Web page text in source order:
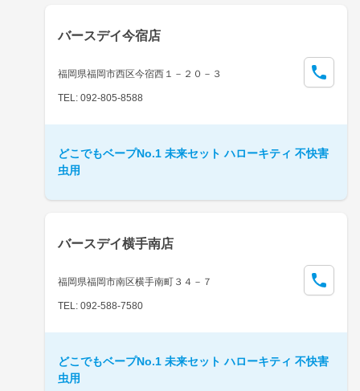
バースデイ今宿店
福岡県福岡市西区今宿西１－２０－３
TEL: 092-805-8588
どこでもベープNo.1 未来セット ハローキティ 不快害
虫用
バースデイ横手南店
福岡県福岡市南区横手南町３４－７
TEL: 092-588-7580
どこでもベープNo.1 未来セット ハローキティ 不快害
虫用